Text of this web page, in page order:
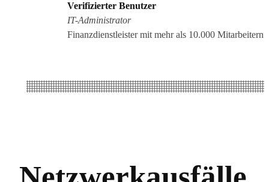
Verifizierter Benutzer
IT-Administrator
Finanzdienstleister mit mehr als 10.000 Mitarbeitern